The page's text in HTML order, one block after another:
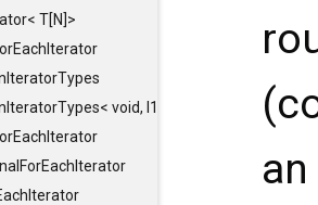
T[N]>
void, I1, I2 >